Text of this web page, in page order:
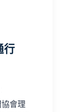
行
會理